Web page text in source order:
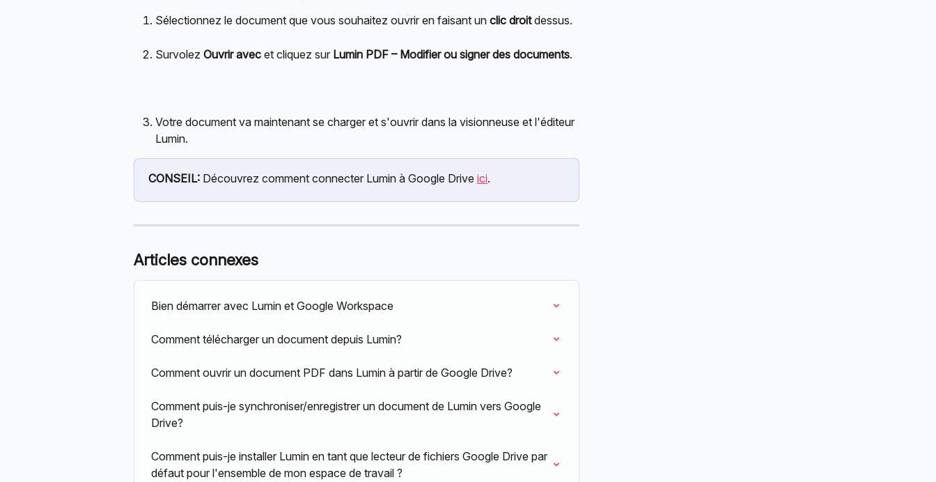
Sélectionnez le document que vous souhaitez ouvrir en faisant un clic droit dessus.
Survolez Ouvrir avec et cliquez sur Lumin PDF – Modifier ou signer des documents.
Votre document va maintenant se charger et s'ouvrir dans la visionneuse et l'éditeur
Lumin.
CONSEIL: Découvrez comment connecter Lumin à Google Drive ici.
Articles connexes
Bien démarrer avec Lumin et Google Workspace
Comment télécharger un document depuis Lumin?
Comment ouvrir un document PDF dans Lumin à partir de Google Drive?
Comment puis-je synchroniser/enregistrer un document de Lumin vers Google
Drive?
Comment puis-je installer Lumin en tant que lecteur de fichiers Google Drive par
défaut pour l'ensemble de mon espace de travail ?